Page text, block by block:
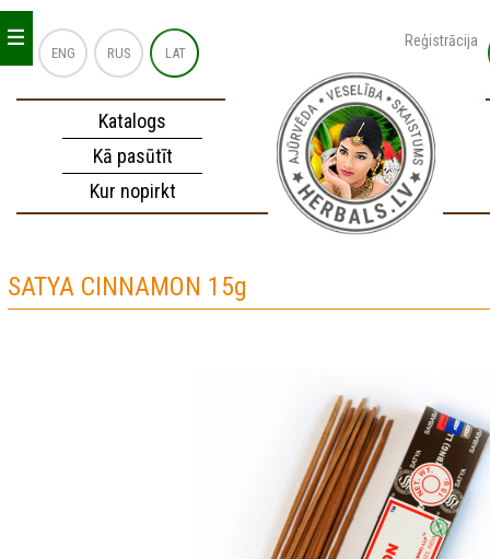
ENG RUS LAT
Reģistrācija
Katalogs
Kā pasūtīt
Kur nopirkt
_
_
_
SATYA CINNAMON 15g